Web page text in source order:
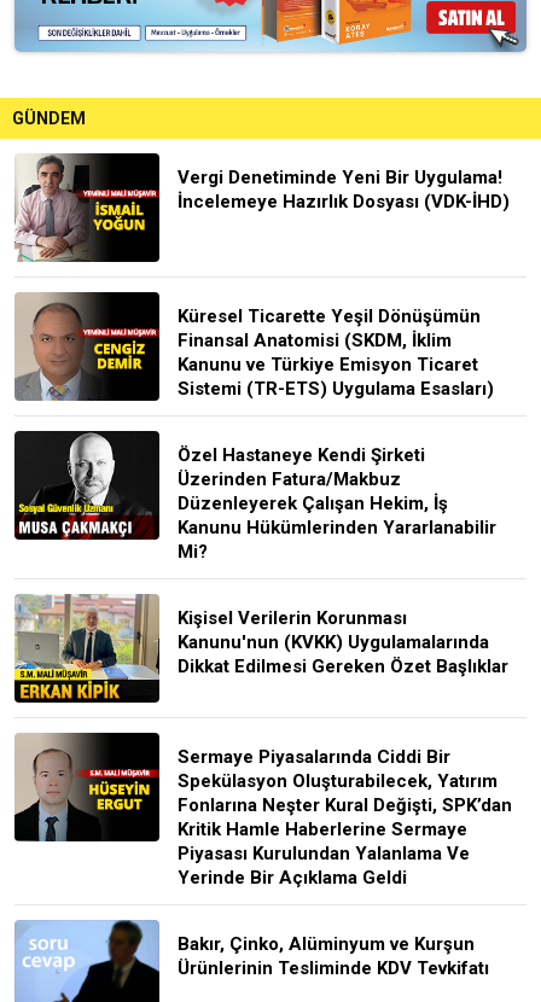
GÜNDEM
Vergi Denetiminde Yeni Bir Uygulama!
İncelemeye Hazırlık Dosyası (VDK-İHD)
Küresel Ticarette Yeşil Dönüşümün
Finansal Anatomisi (SKDM, İklim
Kanunu ve Türkiye Emisyon Ticaret
Sistemi (TR-ETS) Uygulama Esasları)
Özel Hastaneye Kendi Şirketi
Üzerinden Fatura/Makbuz
Düzenleyerek Çalışan Hekim, İş
Kanunu Hükümlerinden Yararlanabilir
Mi?
Kişisel Verilerin Korunması
Kanunu'nun (KVKK) Uygulamalarında
Dikkat Edilmesi Gereken Özet Başlıklar
Sermaye Piyasalarında Ciddi Bir
Spekülasyon Oluşturabilecek, Yatırım
Fonlarına Neşter Kural Değişti, SPK’dan
Kritik Hamle Haberlerine Sermaye
Piyasası Kurulundan Yalanlama Ve
Yerinde Bir Açıklama Geldi
Bakır, Çinko, Alüminyum ve Kurşun
Ürünlerinin Tesliminde KDV Tevkifatı